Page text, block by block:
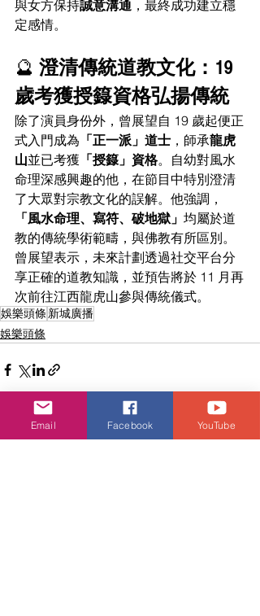
與女方保持誠意溝通 ，最終成功建立穩
定感情。
🔮 澄清傳統道教文化：19
歲考獲授籙資格弘揚傳統
除了演員身份外，曾展望自 19 歲起便正
式入門成為 「正一派」道士 ，師承龍虎
山並已考獲 「授籙」資格。自幼對風水
命理深感興趣的他，在節目中特別澄清
了大眾對宗教文化的誤解。他強調，
「風水命理、寫符、破地獄」 均屬於道
教的傳統學術範疇，與佛教有所區別。
曾展望表示，未來計劃透過社交平台分
享正確的道教知識，並預告將於 11 月再
次前往江西龍虎山參與傳統儀式。
娛樂頭條 新城廣播
娛樂頭條
Email Facebook YouTube